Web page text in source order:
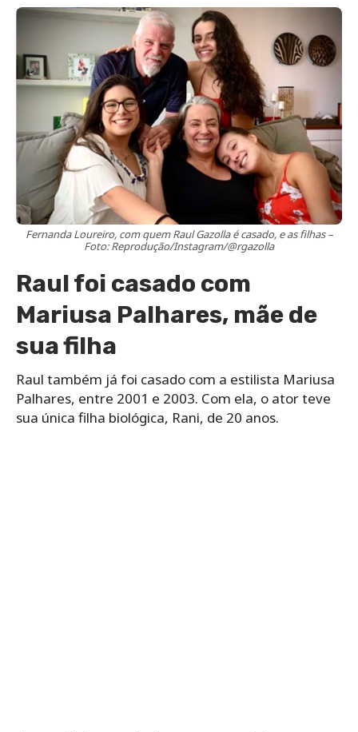
Fernanda Loureiro, com quem Raul Gazolla é casado, e as filhas –
Foto: Reprodução/Instagram/@rgazolla
Raul foi casado com
Mariusa Palhares, mãe de
sua filha
Raul também já foi casado com a estilista Mariusa
Palhares, entre 2001 e 2003. Com ela, o ator teve
sua única filha biológica, Rani, de 20 anos.